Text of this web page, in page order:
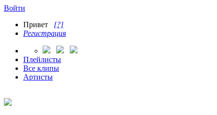
Войти
Привет [?]
Регистрация
Плейлисты
Все клипы
Артисты